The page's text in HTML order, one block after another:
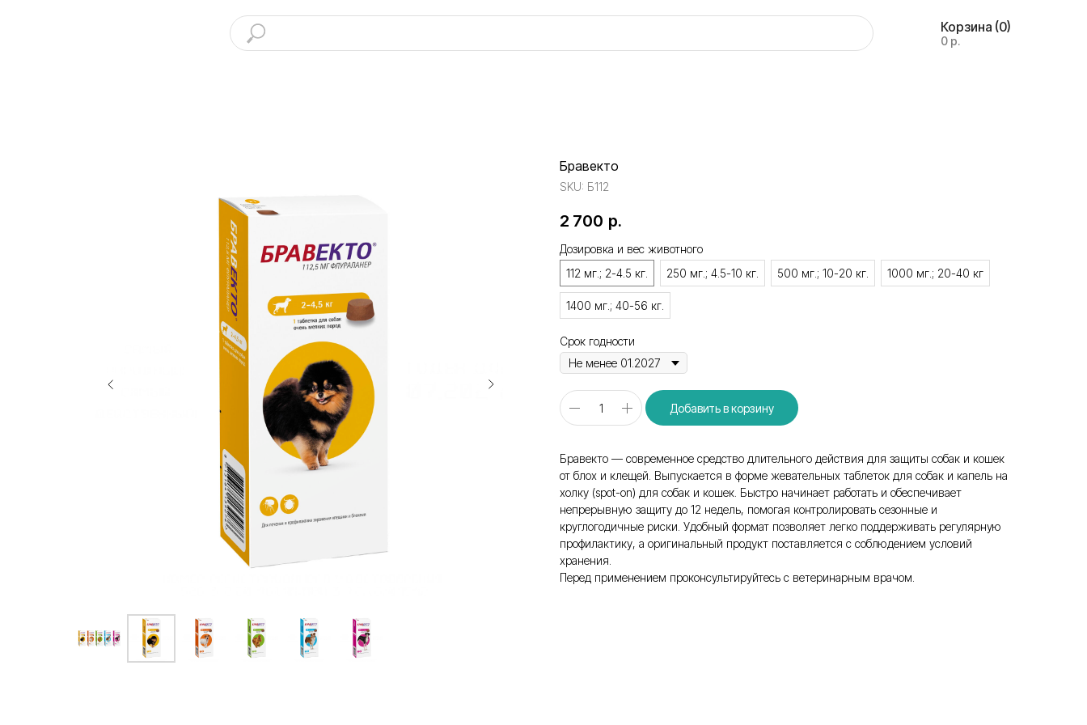
(0)
Корзина
0 р.
Бравекто
SKU: Б112
2 700 р.
Дозировка и вес животного
112 мг.; 2-4.5 кг.
250 мг.; 4.5-10 кг. 500 мг.; 10-20 кг. 1000 мг.; 20-40 кг
1400 мг.; 40-56 кг.
Срок годности
Добавить в корзину
Бравекто — современное средство длительного действия для защиты собак и кошек
от блох и клещей. Выпускается в форме жевательных таблеток для собак и капель на
холку (spot-on) для собак и кошек. Быстро начинает работать и обеспечивает
непрерывную защиту до 12 недель, помогая контролировать сезонные и
круглогодичные риски. Удобный формат позволяет легко поддерживать регулярную
профилактику, а оригинальный продукт поставляется с соблюдением условий
хранения.
Перед применением проконсультируйтесь с ветеринарным врачом.